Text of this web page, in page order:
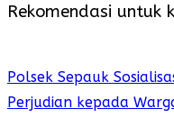
Rekomendasi untuk
Polsek Sepauk
Perjudian kepada